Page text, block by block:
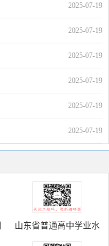
2025-07-19
2025-07-19
2025-07-19
2025-07-19
2025-07-19
2025-07-19
山东省普通高中学业水